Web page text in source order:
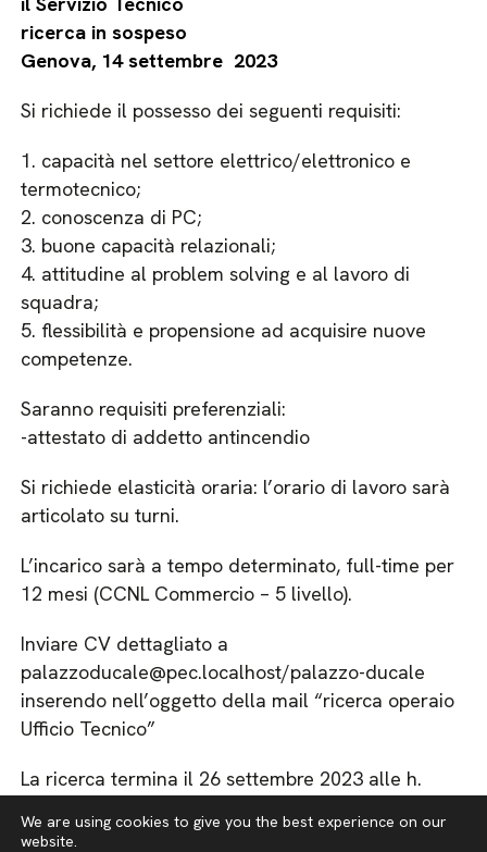
ricerca in sospeso
Genova, 14 settembre 2023
Si richiede il possesso dei seguenti requisiti:
1. capacità nel settore elettrico/elettronico e
termotecnico;
2. conoscenza di PC;
3. buone capacità relazionali;
4. attitudine al problem solving e al lavoro di
squadra;
5. flessibilità e propensione ad acquisire nuove
competenze.
Saranno requisiti preferenziali:
-attestato di addetto antincendio
Si richiede elasticità oraria: l’orario di lavoro sarà
articolato su turni.
L’incarico sarà a tempo determinato, full-time per
12 mesi (CCNL Commercio – 5 livello).
Inviare CV dettagliato a
palazzoducale@pec.localhost/palazzo-ducale
inserendo nell’oggetto della mail “ricerca operaio
Ufficio Tecnico”
La ricerca termina il 26 settembre 2023 alle h.
We are using cookies to give you the best experience on our
website.